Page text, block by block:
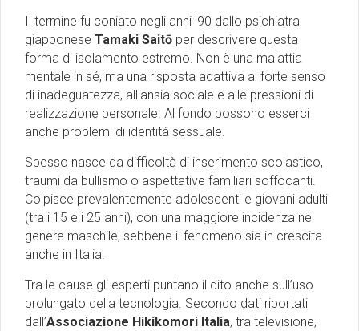
Il termine fu coniato negli anni '90 dallo psichiatra
giapponese Tamaki Saitō per descrivere questa
forma di isolamento estremo. Non è una malattia
mentale in sé, ma una risposta adattiva al forte senso
di inadeguatezza, all'ansia sociale e alle pressioni di
realizzazione personale. Al fondo possono esserci
anche problemi di identità sessuale.
Spesso nasce da difficoltà di inserimento scolastico,
traumi da bullismo o aspettative familiari soffocanti.
Colpisce prevalentemente adolescenti e giovani adulti
(tra i 15 e i 25 anni), con una maggiore incidenza nel
genere maschile, sebbene il fenomeno sia in crescita
anche in Italia.
Tra le cause gli esperti puntano il dito anche sull’uso
prolungato della tecnologia. Secondo dati riportati
dall’Associazione Hikikomori Italia, tra televisione,